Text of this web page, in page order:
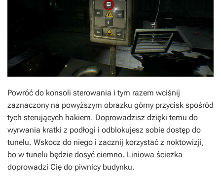
Powróć do konsoli sterowania i tym razem wciśnij
zaznaczony na powyższym obrazku górny przycisk spośród
tych sterujących hakiem. Doprowadzisz dzięki temu do
wyrwania kratki z podłogi i odblokujesz sobie dostęp do
tunelu. Wskocz do niego i zacznij korzystać z noktowizji,
bo w tunelu będzie dosyć ciemno. Liniowa ścieżka
doprowadzi Cię do piwnicy budynku.